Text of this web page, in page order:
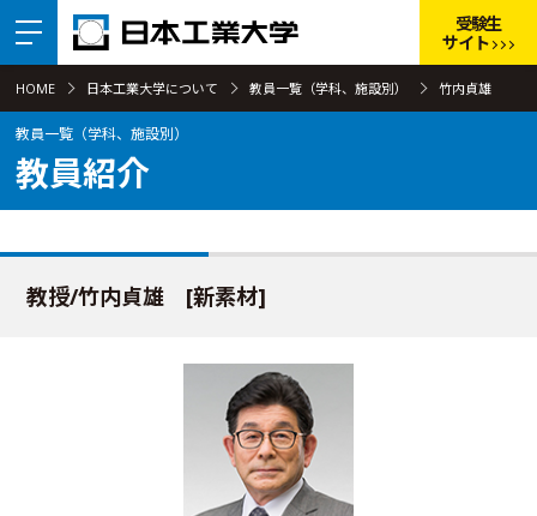
受験生
サイト
HOME 日本工業大学について 教員一覧（学科、施設別） 竹内貞雄
教員一覧（学科、施設別）
教員紹介
教授/竹内貞雄 [新素材]